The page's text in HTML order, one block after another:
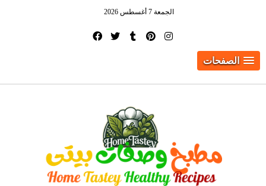
الجمعة 7 أغسطس 2026
الصفحات